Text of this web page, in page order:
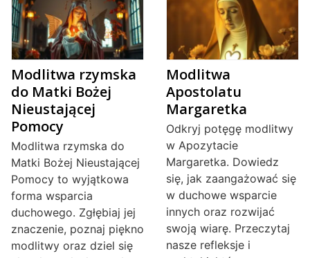
Modlitwa rzymska
do Matki Bożej
Nieustającej
Pomocy
Modlitwa rzymska do
Matki Bożej Nieustającej
Pomocy to wyjątkowa
forma wsparcia
duchowego. Zgłębiaj jej
znaczenie, poznaj piękno
modlitwy oraz dziel się
Modlitwa
Apostolatu
Margaretka
Odkryj potęgę modlitwy
w Apozytacie
Margaretka. Dowiedz
się, jak zaangażować się
w duchowe wsparcie
innych oraz rozwijać
swoją wiarę. Przeczytaj
nasze refleksje i